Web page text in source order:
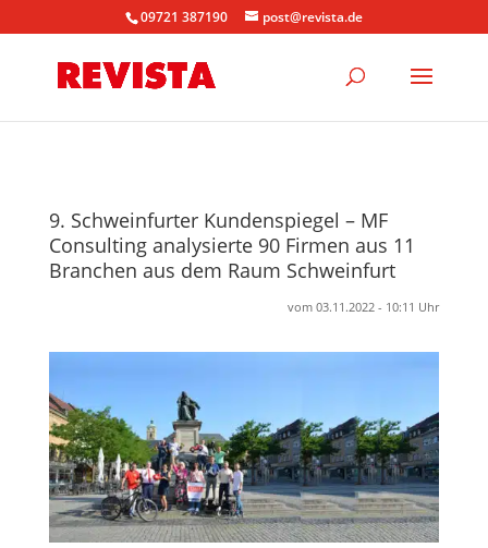
09721 387190 post@revista.de
9. Schweinfurter Kundenspiegel – MF
Consulting analysierte 90 Firmen aus 11
Branchen aus dem Raum Schweinfurt
vom 03.11.2022 - 10:11 Uhr